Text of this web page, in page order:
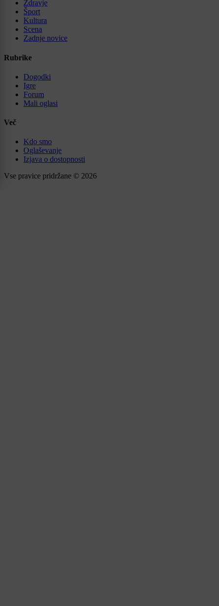
Zdravje
Šport
Kultura
Scena
Zadnje novice
Rubrike
Dogodki
Igre
Forum
Mali oglasi
Več
Kdo smo
Oglaševanje
Izjava o dostopnosti
Vse pravice pridržane © 2026